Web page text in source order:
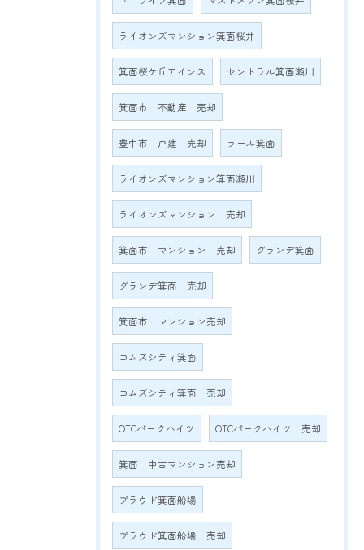
ライオンズマンション箕面桜井
箕面桜ケ丘アインス セントラル箕面瀬川
箕面市 不動産 売却
豊中市 戸建 売却 ラール箕面
ライオンズマンション箕面瀬川
ライオンズマンション 売却
箕面市 マンション 売却 グランデ箕面
グランデ箕面 売却
箕面市 マンション売却
コムズシティ箕面
コムズシティ箕面 売却
OTCパークハイツ OTCパークハイツ 売却
箕面 中古マンション売却
プラウド箕面船場
プラウド箕面船場 売却